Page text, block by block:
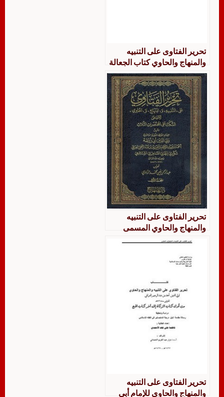
تحرير الفتاوى على التنبيه
والمنهاج والحاوي كتاب الجعالة
تحرير الفتاوى على التنبيه
والمنهاج والحاوي المسمى
النكت على المختصرات الثلاث
تحرير الفتاوى على التنبيه
والمنهاج والحاوي للإمام أبي